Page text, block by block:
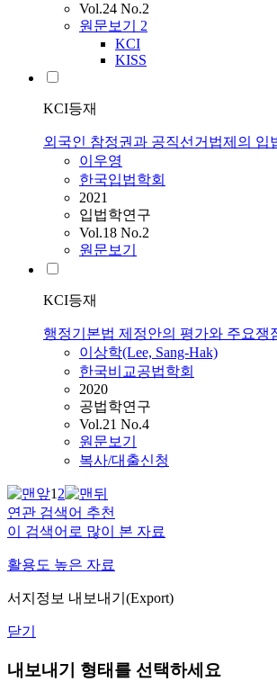
Vol.24 No.2
원문보기 2
KCI
KISS
KCI등재
외국인 참정권과 공직선거법제의 입
이우영
한국입법학회
2021
입법학연구
Vol.18 No.2
원문보기
KCI등재
행정기본법 제정안의 평가와 주요쟁
이상학(Lee, Sang-Hak)
한국비교공법학회
2020
공법학연구
Vol.21 No.4
원문보기
복사/대출신청
12
연관 검색어 추천
이 검색어로 많이 본 자료
활용도 높은 자료
서지정보 내보내기(Export)
닫기
내보내기 형태를 선택하세요